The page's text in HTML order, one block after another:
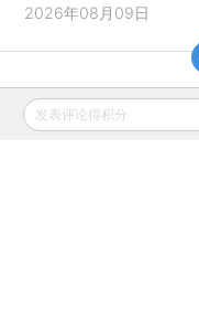
2026年08月09日
财新移动
发表评论得积分